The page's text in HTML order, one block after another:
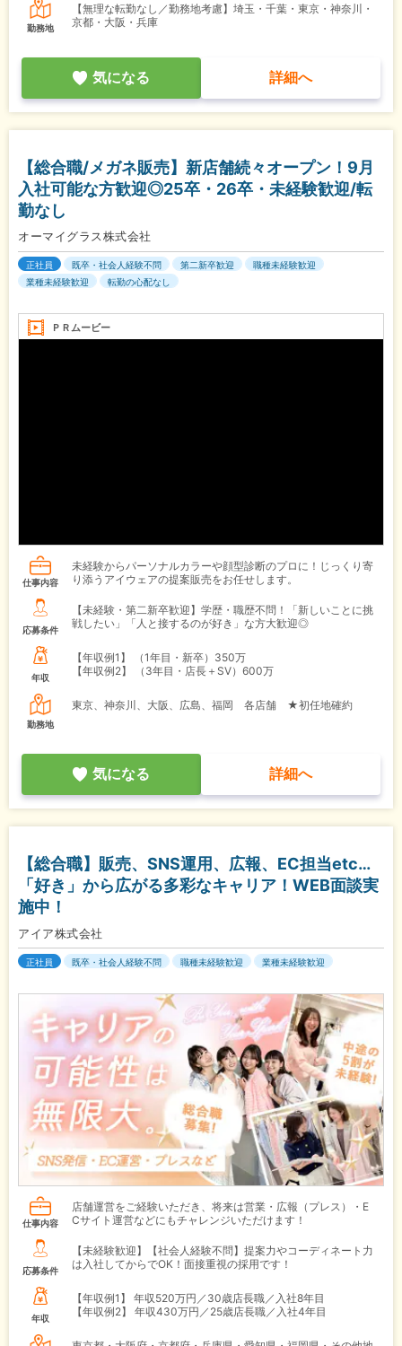
勤務地
【無理な転勤なし／勤務地考慮】埼玉・千葉・東京・神奈川・
京都・大阪・兵庫
気になる 詳細へ
【総合職/メガネ販売】新店舗続々オープン！9月
入社可能な方歓迎◎25卒・26卒・未経験歓迎/転
勤なし
オーマイグラス株式会社
正社員 既卒・社会人経験不問 第二新卒歓迎
職種未経験歓迎
業種未経験歓迎
転勤の心配なし
ＰＲムービー
仕事内容
未経験からパーソナルカラーや顔型診断のプロに！じっくり寄
り添うアイウェアの提案販売をお任せします。
応募条件
【未経験・第二新卒歓迎】学歴・職歴不問！「新しいことに挑
戦したい」「人と接するのが好き」な方大歓迎◎
年収
【年収例1】
（1年目・新卒）350万
【年収例2】
（3年目・店長＋SV）600万
勤務地
東京、神奈川、大阪、広島、福岡 各店舗 ★初任地確約
気になる 詳細へ
【総合職】販売、SNS運用、広報、EC担当etc…
「好き」から広がる多彩なキャリア！WEB面談実
施中！
アイア株式会社
正社員 既卒・社会人経験不問 職種未経験歓迎 業種未経験歓迎
仕事内容
店舗運営をご経験いただき、将来は営業・広報（プレス）・E
Cサイト運営などにもチャレンジいただけます！
応募条件
【未経験歓迎】【社会人経験不問】提案力やコーディネート力
は入社してからでOK！面接重視の採用です！
年収
【年収例1】
年収520万円／30歳店長職／入社8年目
【年収例2】
年収430万円／25歳店長職／入社4年目